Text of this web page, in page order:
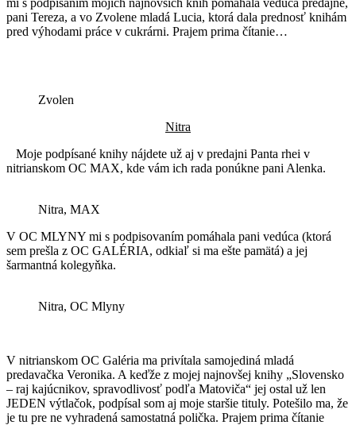
pani Tereza, a vo Zvolene mladá Lucia, ktorá dala prednosť knihám
pred výhodami práce v cukrárni. Prajem prima čítanie…
Zvolen
Nitra
Moje podpísané knihy nájdete už aj v predajni Panta rhei v
nitrianskom OC MAX, kde vám ich rada ponúkne pani Alenka.
Nitra, MAX
V OC MLYNY mi s podpisovaním pomáhala pani vedúca (ktorá
sem prešla z OC GALÉRIA, odkiaľ si ma ešte pamätá) a jej
šarmantná kolegyňka.
Nitra, OC Mlyny
V nitrianskom OC Galéria ma privítala samojediná mladá
predavačka Veronika. A keďže z mojej najnovšej knihy „Slovensko
– raj kajúcnikov, spravodlivosť podľa Matoviča“ jej ostal už len
JEDEN výtlačok, podpísal som aj moje staršie tituly. Potešilo ma, že
je tu pre ne vyhradená samostatná polička. Prajem prima čítanie